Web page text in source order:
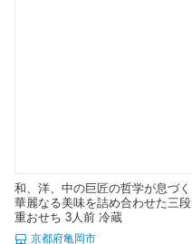
和、洋、中の巨匠の哲学が息づく
華麗なる美味を詰め合わせた三段
重おせち 3人前 冷蔵
京都府亀岡市